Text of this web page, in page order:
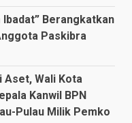
Berangkatkan
Paskibra
Wali Kota
Kanwil BPN
Pulau Milik Pemko